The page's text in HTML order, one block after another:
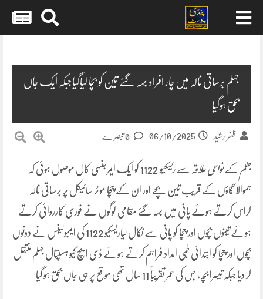
جہلم برساتی نالہ میں چار افراد بہہ گئے تین کو بچا لیاگیاجبکہ ایک جاں
بحق ہوگیا
ظفر رشید 06/10/2025
جہلم کے نواحی علاقہ سے ریسکیو 1122 کو ایک ایمرجنسی کال موصول ہوئی کہ
ہموالا گاؤں کے قریب تین بچے اور ان کے چچا موٹر سائیکل پر برساتی نالہ
کراس کرتے ہوئے پانی میں بہہ گئے مقامی لوگوں نے فوری کارروائی کرتے
ہوئے تینوں بچوں اور چچا کو پانی سے نکال لیاریسکیو 1122 کی ایمبولینس نے دونوں
بچوں اور چچا کو ابتدائی طبی امداد فراہم کرتے ہوئے ڈی ایچ کیو ہسپتال جہلم منتقل
کر دیا جبکہ تیسرا بچہ، جس کی عمر تقریباً 11 سال تھی موقع پر ہی جاں بحق ہو گیا